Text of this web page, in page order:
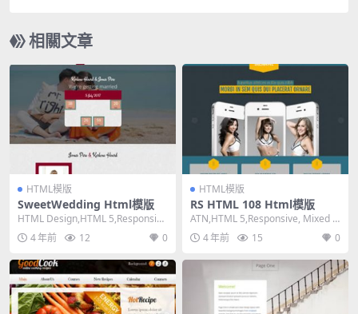
相關文章
HTML模版
SweetWedding Html模版
HTML Design,HTML 5,Responsiv
e, 4 Columns...
4 年前 12 0
HTML模版
RS HTML 108 Html模版
ATN,HTML 5,Responsive, Mixed C
olumns,Dar...
4 年前 15 0